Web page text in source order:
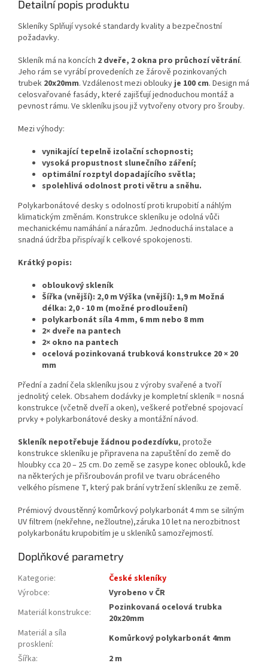
Detailní popis produktu
Skleníky Splňují vysoké standardy kvality a bezpečnostní
požadavky.
Skleník má na koncích 2 dveře, 2 okna pro průchozí větrání.
Jeho rám se vyrábí provedeních ze žárově pozinkovaných
trubek 20x20mm. Vzdálenost mezi oblouky je 100 cm. Design má
celosvařované fasády, které zajišťují jednoduchou montáž a
pevnost rámu. Ve skleníku jsou již vytvořeny otvory pro šrouby.
Mezi výhody:
vynikající tepelně izolační schopnosti;
vysoká propustnost slunečního záření;
optimální rozptyl dopadajícího světla;
spolehlivá odolnost proti větru a sněhu.
Polykarbonátové desky s odolností proti krupobití a náhlým
klimatickým změnám. Konstrukce skleníku je odolná vůči
mechanickému namáhání a nárazům. Jednoduchá instalace a
snadná údržba přispívají k celkové spokojenosti.
Krátký popis:
obloukový skleník
Šířka (vnější): 2,0 m Výška (vnější): 1,9 m Možná
délka: 2,0 - 10 m (možné prodloužení)
polykarbonát síla 4 mm, 6 mm nebo 8 mm
2× dveře na pantech
2× okno na pantech
ocelová pozinkovaná trubková konstrukce 20 × 20
mm
Přední a zadní čela skleníku jsou z výroby svařené a tvoří
jednolitý celek. Obsahem dodávky je kompletní skleník = nosná
konstrukce (včetně dveří a oken), veškeré potřebné spojovací
prvky + polykarbonátové desky a montážní návod.
Skleník nepotřebuje žádnou podezdívku, protože
konstrukce skleníku je připravena na zapuštění do země do
hloubky cca 20 – 25 cm. Do země se zasype konec oblouků, kde
na některých je přišroubován profil ve tvaru obráceného
velkého písmene T, který pak brání vytržení skleníku ze země.
Prémiový dvoustěnný komůrkový polykarbonát 4 mm se silným
UV filtrem (nekřehne, nežloutne),záruka 10 let na nerozbitnost
polykarbonátu krupobitím je u skleníků samozřejmostí.
Doplňkové parametry
Kategorie:
České skleníky
Výrobce:
Vyrobeno v ČR
Materiál konstrukce:
Pozinkovaná ocelová trubka
20x20mm
Materiál a síla
prosklení:
Komůrkový polykarbonát 4mm
Šířka:
2 m